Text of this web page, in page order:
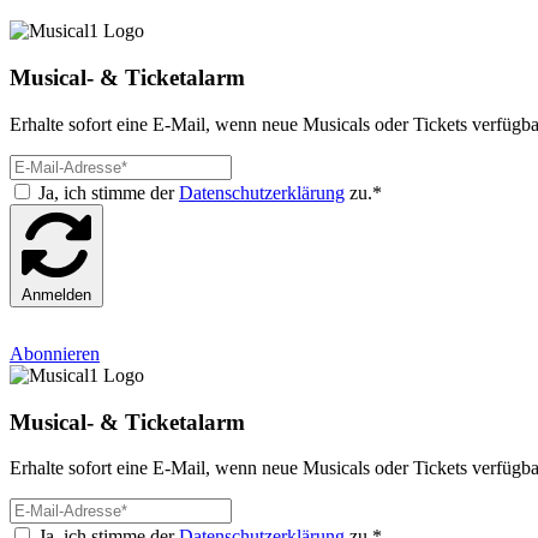
Musical- & Ticketalarm
Erhalte sofort eine E-Mail, wenn neue Musicals oder Tickets
Ja, ich stimme derDatenschutzerklärung zu.*
Anmelden
Abonnieren
Musical- & Ticketalarm
Erhalte sofort eine E-Mail, wenn neue Musicals oder Tickets